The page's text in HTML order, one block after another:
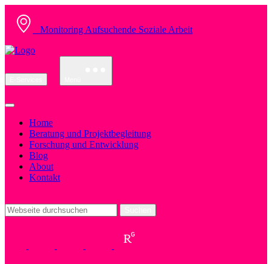
Monitoring Aufsuchende Soziale Arbeit
Home
Beratung und Projektbegleitung
Forschung und Entwicklung
Blog
About
Kontakt